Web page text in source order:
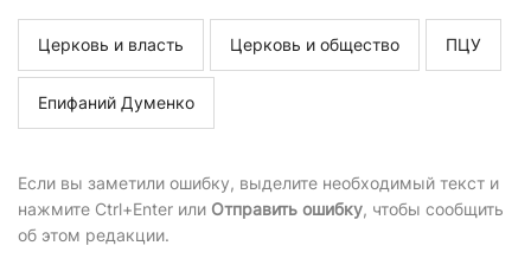
Церковь и власть Церковь и общество ПЦУ
Епифаний Думенко
Если вы заметили ошибку, выделите необходимый текст и
нажмите Ctrl+Enter или Отправить ошибку, чтобы сообщить
об этом редакции.